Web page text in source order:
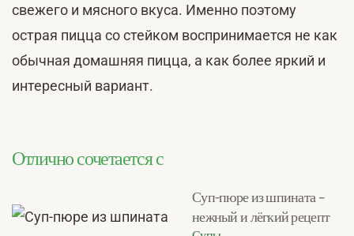
свежего и мясного вкуса. Именно поэтому
острая пицца со стейком воспринимается не как
обычная домашняя пицца, а как более яркий и
интересный вариант.
Отлично сочетается с
Суп-пюре из шпината –
нежный и лёгкий рецепт